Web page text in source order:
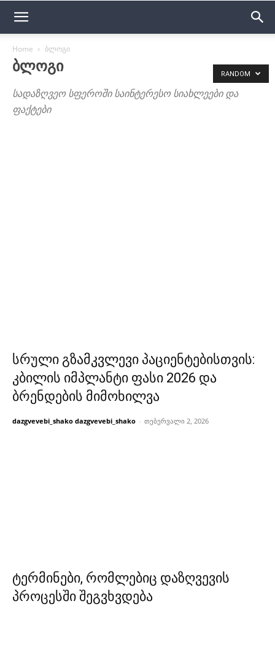
Home ბლოგი
ᲑᲚᲝᲒᲘ
სადაზღვეო სფეროში საინტერესო სიახლეები და
ფაქტები
RANDOM
სრული გზამკვლევი პაციენტებისთვის:
კბილის იმპლანტი ფასი 2026 და
ბრენდების მიმოხილვა
dazgvevebi_shako dazgvevebi_shako - თებერვალი 2, 2026
ტერმინები, რომლებიც დაზღვევის
პროცესში შეგვხვდება